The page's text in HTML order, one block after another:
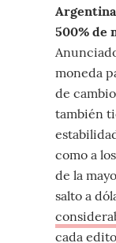
500% de
moneda
de
también
como a
de la
salto a
cada